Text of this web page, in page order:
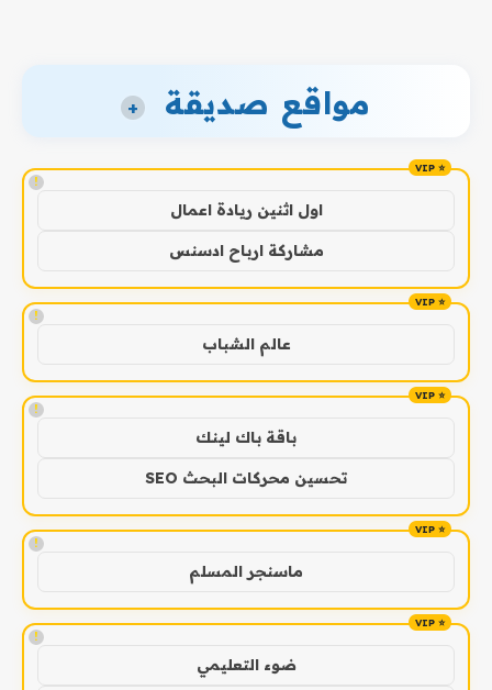
مواقع صديقة +
!
اول اثنين ريادة اعمال
مشاركة ارباح ادسنس
!
عالم الشباب
!
باقة باك لينك
تحسين محركات البحث SEO
!
ماسنجر المسلم
!
ضوء التعليمي